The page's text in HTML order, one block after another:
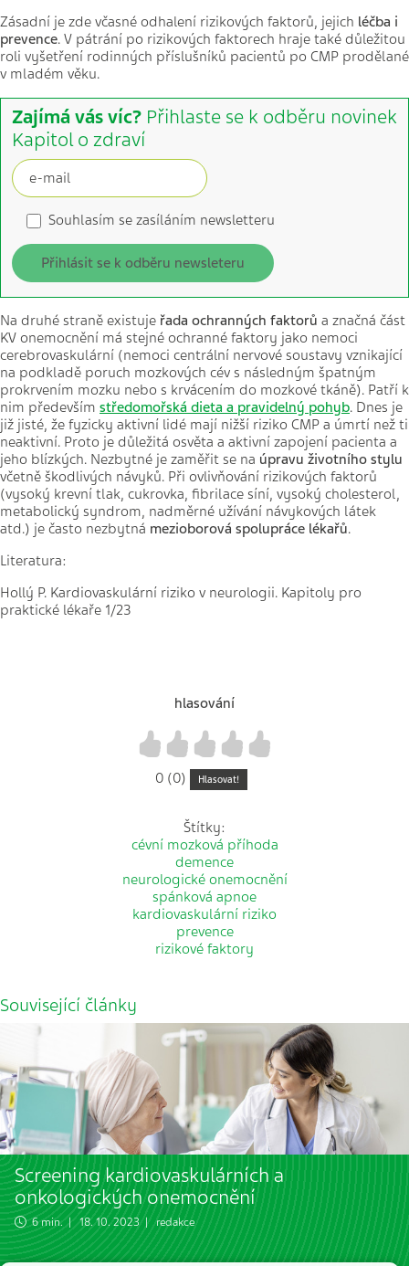
Zásadní je zde včasné odhalení rizikových faktorů, jejich léčba i
prevence. V pátrání po rizikových faktorech hraje také důležitou
roli vyšetření rodinných příslušníků pacientů po CMP prodělané
v mladém věku.
Zajímá vás víc? Přihlaste se k odběru novinek
Kapitol o zdraví
Souhlasím se zasíláním newsletteru
Přihlásit se k odběru newsleteru
Na druhé straně existuje řada ochranných faktorů a značná část
KV onemocnění má stejné ochranné faktory jako nemoci
cerebrovaskulární (nemoci centrální nervové soustavy vznikající
na podkladě poruch mozkových cév s následným špatným
prokrvením mozku nebo s krvácením do mozkové tkáně). Patří k
nim především středomořská dieta a pravidelný pohyb. Dnes je
již jisté, že fyzicky aktivní lidé mají nižší riziko CMP a úmrtí než ti
neaktivní. Proto je důležitá osvěta a aktivní zapojení pacienta a
jeho blízkých. Nezbytné je zaměřit se na úpravu životního stylu
včetně škodlivých návyků. Při ovlivňování rizikových faktorů
(vysoký krevní tlak, cukrovka, fibrilace síní, vysoký cholesterol,
metabolický syndrom, nadměrné užívání návykových látek
atd.) je často nezbytná mezioborová spolupráce lékařů.
Literatura:
Hollý P. Kardiovaskulární riziko v neurologii. Kapitoly pro
praktické lékaře 1/23
hlasování
4
3
2
1
0 (0) Hlasovat!
Štítky:
cévní mozková příhoda
demence
neurologické onemocnění
spánková apnoe
kardiovaskulární riziko
prevence
rizikové faktory
Související články
Screening kardiovaskulárních a
onkologických onemocnění
6 min. | 18. 10. 2023 | redakce